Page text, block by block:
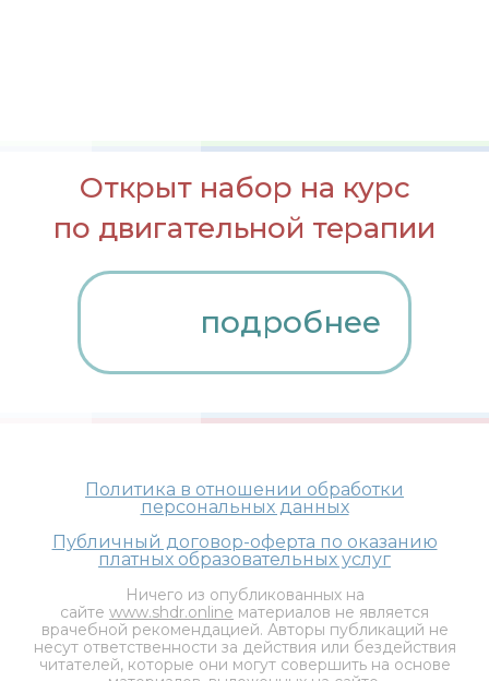
Открыт набор на курс
по двигательной терапии
подробнее
Политика в отношении обработки
персональных данных
Публичный договор-оферта по оказанию
платных образовательных услуг
Ничего из опубликованных на
сайте www.shdr.online материалов не является
врачебной рекомендацией. Авторы публикаций не
несут ответственности за действия или бездействия
читателей, которые они могут совершить на основе